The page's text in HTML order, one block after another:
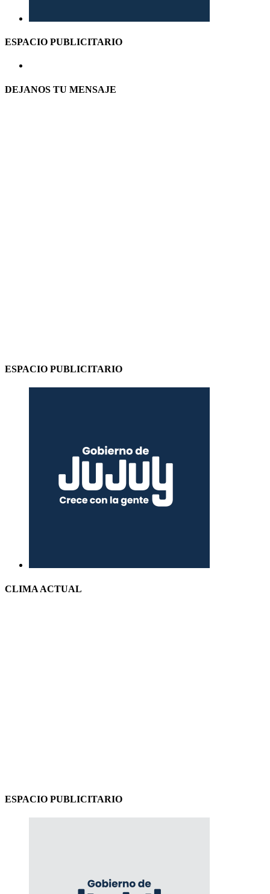
ESPACIO PUBLICITARIO
DEJANOS TU MENSAJE
ESPACIO PUBLICITARIO
CLIMA ACTUAL
ESPACIO PUBLICITARIO